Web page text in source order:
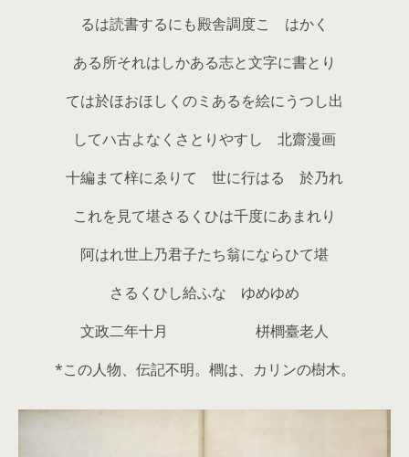
るは読書するにも殿舎調度こゝはかく
ある所それはしかある志と文字に書とり
ては於ほおほしくのミあるを絵にうつし出
してハ古よなくさとりやすし 北齋漫画
十編まて梓にゑりて 世に行はる 於乃れ
これを見て堪さるくひは千度にあまれり
阿はれ世上乃君子たち翁にならひて堪
さるくひし給ふな ゆめゆめ
文政二年十月 栟櫚臺老人
*この人物、伝記不明。櫚は、カリンの樹木。